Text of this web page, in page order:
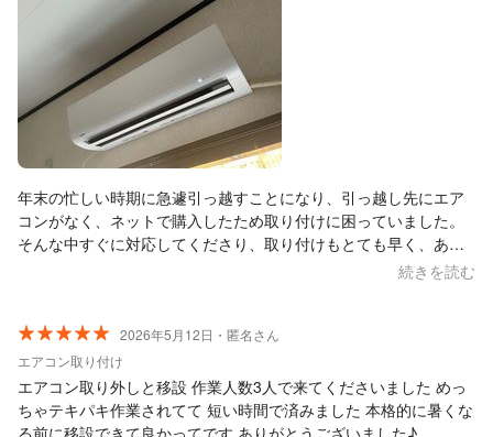
年末の忙しい時期に急遽引っ越すことになり、引っ越し先にエア
コンがなく、ネットで購入したため取り付けに困っていました。
そんな中すぐに対応してくださり、取り付けもとても早く、あっ
という間に完了しました。 金額も家電量販店と比べると3000円ほ
ありがとうございました。 おかげさまで年末年始も暖かく過ごせ
ます。
続きを読む
2026年5月12日・匿名さん
エアコン取り付け
エアコン取り外しと移設 作業人数3人で来てくださいました めっ
ちゃテキパキ作業されてて 短い時間で済みました 本格的に暑くな
る前に移設できて良かってです ありがとうございました♪